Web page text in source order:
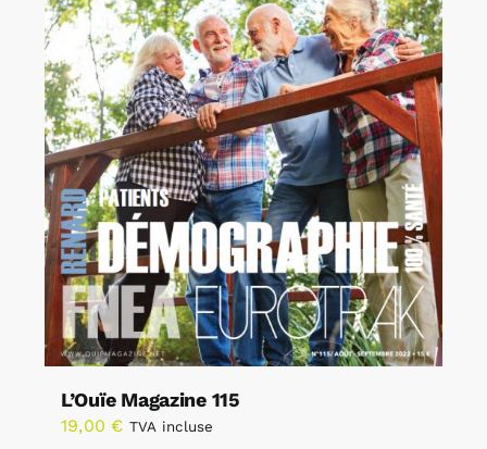
L’Ouïe Magazine 115
19,00 € TVA incluse